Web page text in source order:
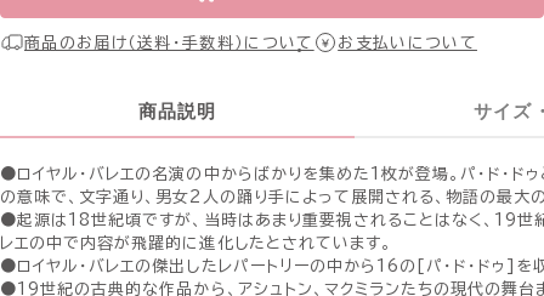
商品のお届け（送料・手数料）について お支払いについて
商品説明 サイズ
●ロイヤル・バレエの名演の中からばかりを集めた1枚が登場。パ・ド・ドゥ
の意味で、文字通り、男女2人の踊り手によって展開される、物語の最大
●起源は18世紀頃ですが、当時はあまり重要視されることはなく、19世
レエの中で内容が飛躍的に進化したとされています。
●ロイヤル・バレエの傑出したレパートリーの中から16の[パ・ド・ドゥ]を
●19世紀の古典的な作品から、アシュトン、マクミランたちの現代の舞